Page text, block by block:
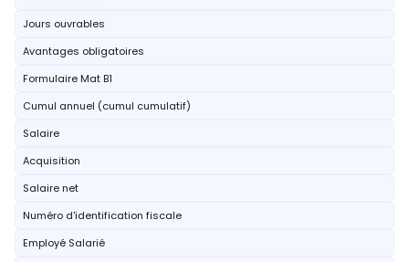
Jours ouvrables
Avantages obligatoires
Formulaire Mat B1
Cumul annuel (cumul cumulatif)
Salaire
Acquisition
Salaire net
Numéro d'identification fiscale
Employé Salarié